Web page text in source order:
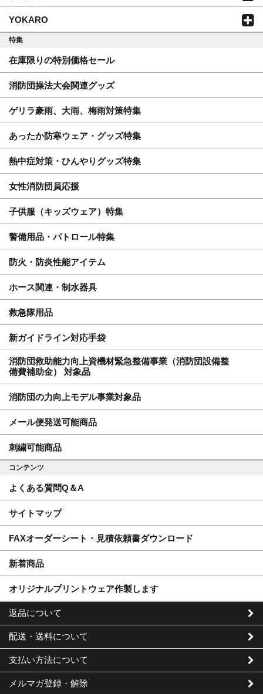
YOKARO
特集
在庫限りの特別価格セール
消防団操法大会関連グッズ
ゲリラ豪雨、大雨、梅雨対策特集
あったか防寒ウェア・グッズ特集
熱中症対策・ひんやりグッズ特集
女性消防団員応援
子供服（キッズウェア）特集
警備用品・パトロール特集
防火・防炎性能アイテム
ホース関連・制水器具
救急隊用品
新ガイドライン対応手袋
消防団救助能力向上資機材緊急整備事業（消防団設備整
備費補助金） 対象品
消防団の力向上モデル事業対象品
メール便発送可能商品
刺繍可能商品
コンテンツ
よくある質問Q＆A
サイトマップ
FAXオーダーシート・見積依頼書ダウンロード
新着商品
オリジナルプリントウェア作製します
返品について
配送・送料について
支払い方法について
メルマガ登録・解除